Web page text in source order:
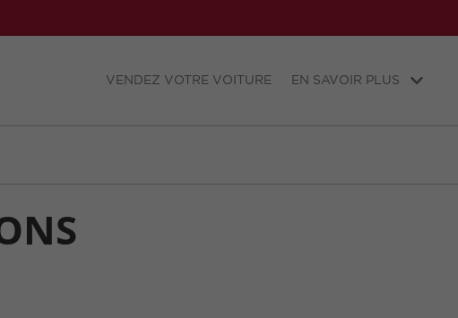
VENDEZ VOTRE VOITURE EN SAVOIR PLUS